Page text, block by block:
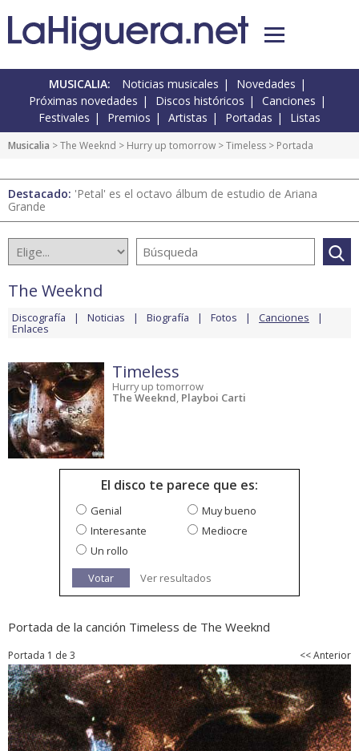
MUSICALIA: Noticias musicales
Novedades
Próximas novedades
Discos históricos
Canciones
Festivales
Premios Artistas Portadas Listas
Musicalia >The Weeknd > Hurry up tomorrow >Timeless > Portada
Destacado: 'Petal' es el octavo álbum de estudio de Ariana
Grande
The Weeknd
Discografía Noticias Biografía Fotos Canciones
Enlaces
Timeless
Hurry up tomorrow
The Weeknd, Playboi Carti
El disco te parece que es:
Genial
Muy bueno
Interesante
Mediocre
Un rollo
Votar
Ver resultados
Portada de la canción Timeless de The Weeknd
Portada 1 de 3 << Anterior